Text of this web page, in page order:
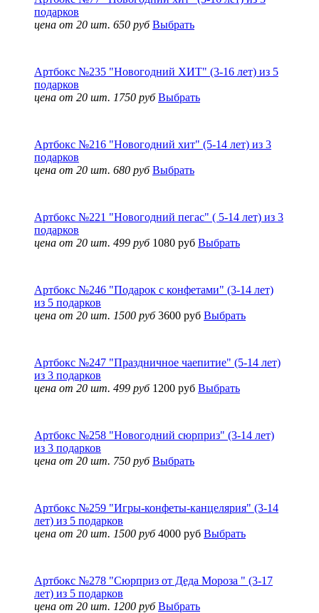
подарков
цена от 20 шт. 650 руб Выбрать
Артбокс №235 "Новогодний ХИТ" (3-16 лет) из 5
подарков
цена от 20 шт. 1750 руб Выбрать
Артбокс №216 "Новогодний хит" (5-14 лет) из 3
подарков
цена от 20 шт. 680 руб Выбрать
Артбокс №221 "Новогодний пегас" ( 5-14 лет) из 3
подарков
цена от 20 шт. 499 руб 1080 руб Выбрать
Артбокс №246 "Подарок с конфетами" (3-14 лет)
из 5 подарков
цена от 20 шт. 1500 руб 3600 руб Выбрать
Артбокс №247 "Праздничное чаепитие" (5-14 лет)
из 3 подарков
цена от 20 шт. 499 руб 1200 руб Выбрать
Артбокс №258 "Новогодний сюрприз" (3-14 лет)
из 3 подарков
цена от 20 шт. 750 руб Выбрать
Артбокс №259 "Игры-конфеты-канцелярия" (3-14
лет) из 5 подарков
цена от 20 шт. 1500 руб 4000 руб Выбрать
Артбокс №278 "Сюрприз от Деда Мороза " (3-17
лет) из 5 подарков
цена от 20 шт. 1200 руб Выбрать